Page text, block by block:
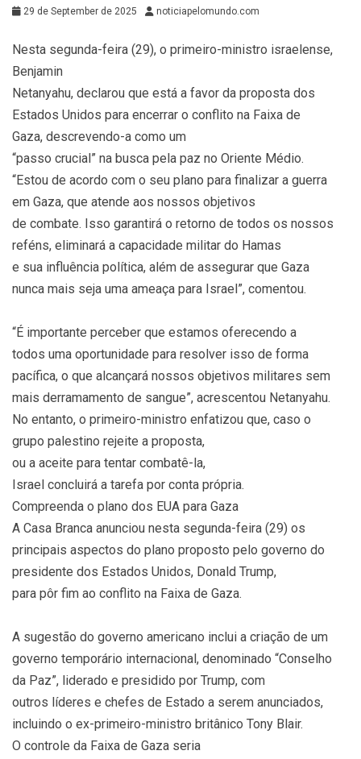
29 de September de 2025 noticiapelomundo.com
Nesta segunda-feira (29), o primeiro-ministro israelense,
Benjamin
Netanyahu, declarou que está a favor da proposta dos
Estados Unidos para encerrar o conflito na Faixa de
Gaza, descrevendo-a como um
“passo crucial” na busca pela paz no Oriente Médio.
“Estou de acordo com o seu plano para finalizar a guerra
em Gaza, que atende aos nossos objetivos
de combate. Isso garantirá o retorno de todos os nossos
reféns, eliminará a capacidade militar do Hamas
e sua influência política, além de assegurar que Gaza
nunca mais seja uma ameaça para Israel”, comentou.
“É importante perceber que estamos oferecendo a
todos uma oportunidade para resolver isso de forma
pacífica, o que alcançará nossos objetivos militares sem
mais derramamento de sangue”, acrescentou Netanyahu.
No entanto, o primeiro-ministro enfatizou que, caso o
grupo palestino rejeite a proposta,
ou a aceite para tentar combatê-la,
Israel concluirá a tarefa por conta própria.
Compreenda o plano dos EUA para Gaza
A Casa Branca anunciou nesta segunda-feira (29) os
principais aspectos do plano proposto pelo governo do
presidente dos Estados Unidos, Donald Trump,
para pôr fim ao conflito na Faixa de Gaza.
A sugestão do governo americano inclui a criação de um
governo temporário internacional, denominado “Conselho
da Paz”, liderado e presidido por Trump, com
outros líderes e chefes de Estado a serem anunciados,
incluindo o ex-primeiro-ministro britânico Tony Blair.
O controle da Faixa de Gaza seria